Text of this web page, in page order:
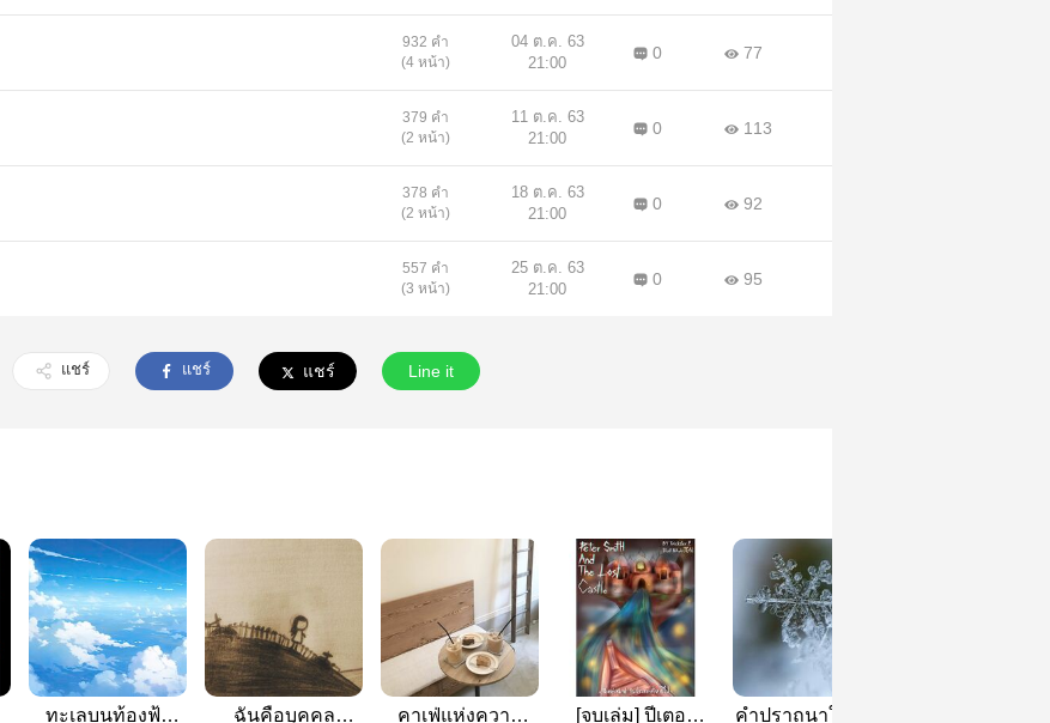
932 คำ
(4 หน้า)
04 ต.ค. 63
21:00
0 77
379 คำ
(2 หน้า)
11 ต.ค. 63
21:00
0 113
378 คำ
(2 หน้า)
18 ต.ค. 63
21:00
0 92
557 คำ
(3 หน้า)
25 ต.ค. 63
21:00
0 95
แชร์ แชร์ แชร์ Line it
ทะเลบนท้องฟ้า
ฉันคือบุคคล
คาเฟ่แห่งความ
[จบเล่ม] ปีเตอร์
คำปราถนาในวันค